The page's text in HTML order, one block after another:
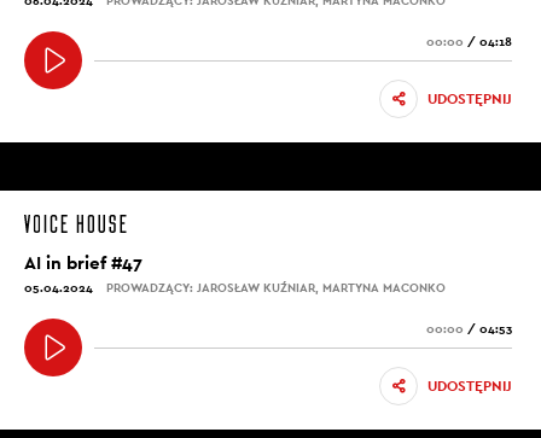
00:00 / 04:18
UDOSTĘPNIJ
AI in brief #47
05.04.2024 PROWADZĄCY: JAROSŁAW KUŹNIAR, MARTYNA MACONKO
00:00 / 04:53
UDOSTĘPNIJ